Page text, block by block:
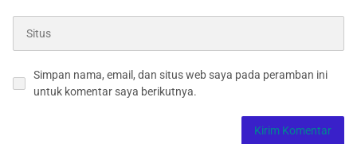
Simpan nama, email, dan situs web saya pada peramban ini
untuk komentar saya berikutnya.